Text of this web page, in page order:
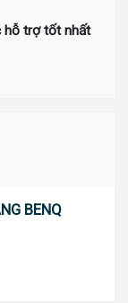
hỗ trợ tốt nhất
BENQ